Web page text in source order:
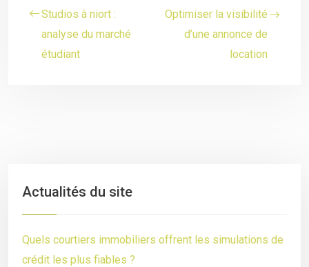
Studios à niort :
analyse du marché
étudiant
Optimiser la visibilité
d’une annonce de
location
Actualités du site
Quels courtiers immobiliers offrent les simulations de
crédit les plus fiables ?